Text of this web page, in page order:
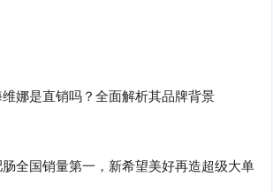
维娜是直销吗？全面解析其品牌背景
肠全国销量第一，新希望美好再造超级大单